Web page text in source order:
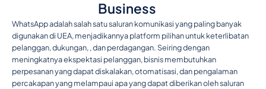
Business
WhatsApp adalah salah satu saluran komunikasi yang paling banyak
digunakan di UEA, menjadikannya platform pilihan untuk keterlibatan
pelanggan, dukungan, , dan perdagangan. Seiring dengan
meningkatnya ekspektasi pelanggan, bisnis membutuhkan
perpesanan yang dapat diskalakan, otomatisasi, dan pengalaman
percakapan yang melampaui apa yang dapat diberikan oleh saluran